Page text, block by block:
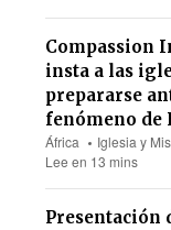
Compassion
insta a las
prepararse
fenómeno de
África
Iglesia y
Lee en 13 mins
Presentación